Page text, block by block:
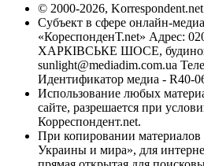
© 2000-2026, Korrespondent.net
Субъект в сфере онлайн-
«КореспонденТ.net» Адрес:
ХАРКІВСЬКЕ ШОСЕ, будинок
sunlight@mediadim.com.ua
Идентификатор медиа - R40-
Использование любых
сайте, разрешается при
Корреспондент.net.
При копировании
Украины и мира», для